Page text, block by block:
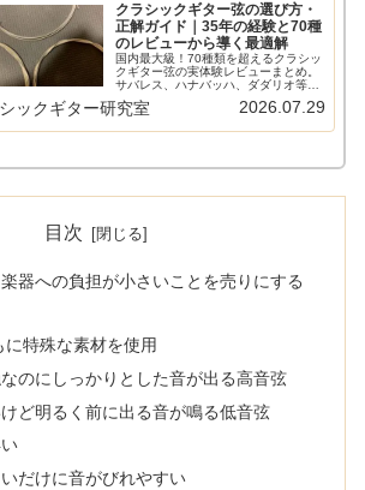
クラシックギター弦の選び方・
正解ガイド｜35年の経験と70種
のレビューから導く最適解
国内最大級！70種類を超えるクラシッ
クギター弦の実体験レビューまとめ。
サバレス、ハナバッハ、ダダリオ等の
主要メーカーから希少なスペイン弦ま
で網羅。比較早見表やショートカット
ックギター研究室 2026.07.29
目次
器への負担が小さいことを売りにする
特殊な素材を使用
のにしっかりとした音が出る高音弦
ど明るく前に出る音が鳴る低音弦
だけに音がびれやすい